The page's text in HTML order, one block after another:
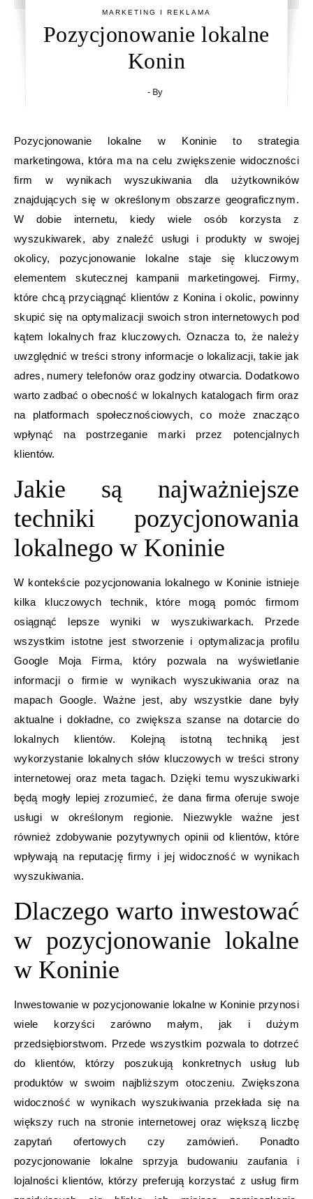
MARKETING I REKLAMA
Pozycjonowanie lokalne
Konin
- By
Pozycjonowanie lokalne w Koninie to strategia
marketingowa, która ma na celu zwiększenie widoczności
firm w wynikach wyszukiwania dla użytkowników
znajdujących się w określonym obszarze geograficznym.
W dobie internetu, kiedy wiele osób korzysta z
wyszukiwarek, aby znaleźć usługi i produkty w swojej
okolicy, pozycjonowanie lokalne staje się kluczowym
elementem skutecznej kampanii marketingowej. Firmy,
które chcą przyciągnąć klientów z Konina i okolic, powinny
skupić się na optymalizacji swoich stron internetowych pod
kątem lokalnych fraz kluczowych. Oznacza to, że należy
uwzględnić w treści strony informacje o lokalizacji, takie jak
adres, numery telefonów oraz godziny otwarcia. Dodatkowo
warto zadbać o obecność w lokalnych katalogach firm oraz
na platformach społecznościowych, co może znacząco
wpłynąć na postrzeganie marki przez potencjalnych
klientów.
Jakie są najważniejsze
techniki pozycjonowania
lokalnego w Koninie
W kontekście pozycjonowania lokalnego w Koninie istnieje
kilka kluczowych technik, które mogą pomóc firmom
osiągnąć lepsze wyniki w wyszukiwarkach. Przede
wszystkim istotne jest stworzenie i optymalizacja profilu
Google Moja Firma, który pozwala na wyświetlanie
informacji o firmie w wynikach wyszukiwania oraz na
mapach Google. Ważne jest, aby wszystkie dane były
aktualne i dokładne, co zwiększa szanse na dotarcie do
lokalnych klientów. Kolejną istotną techniką jest
wykorzystanie lokalnych słów kluczowych w treści strony
internetowej oraz meta tagach. Dzięki temu wyszukiwarki
będą mogły lepiej zrozumieć, że dana firma oferuje swoje
usługi w określonym regionie. Niezwykle ważne jest
również zdobywanie pozytywnych opinii od klientów, które
wpływają na reputację firmy i jej widoczność w wynikach
wyszukiwania.
Dlaczego warto inwestować
w pozycjonowanie lokalne
w Koninie
Inwestowanie w pozycjonowanie lokalne w Koninie przynosi
wiele korzyści zarówno małym, jak i dużym
przedsiębiorstwom. Przede wszystkim pozwala to dotrzeć
do klientów, którzy poszukują konkretnych usług lub
produktów w swoim najbliższym otoczeniu. Zwiększona
widoczność w wynikach wyszukiwania przekłada się na
większy ruch na stronie internetowej oraz większą liczbę
zapytań ofertowych czy zamówień. Ponadto
pozycjonowanie lokalne sprzyja budowaniu zaufania i
lojalności klientów, którzy preferują korzystać z usług firm